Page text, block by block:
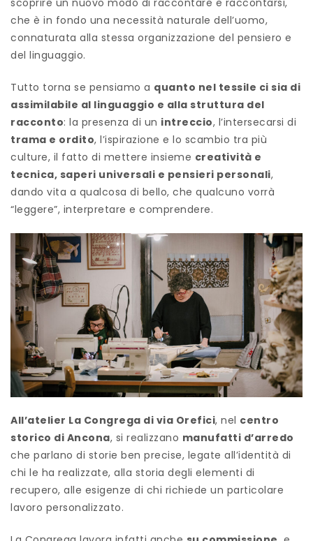
che è in fondo una necessità naturale dell’uomo,
connaturata alla stessa organizzazione del pensiero e
del linguaggio.
Tutto torna se pensiamo a quanto nel tessile ci sia di
assimilabile al linguaggio e alla struttura del
racconto: la presenza di un intreccio, l’intersecarsi di
trama e ordito, l’ispirazione e lo scambio tra più
culture, il fatto di mettere insieme creatività e
tecnica, saperi universali e pensieri personali,
dando vita a qualcosa di bello, che qualcuno vorrà
“leggere”, interpretare e comprendere.
All’atelier La Congrega di via Orefici, nel centro
storico di Ancona, si realizzano manufatti d’arredo
che parlano di storie ben precise, legate all’identità di
chi le ha realizzate, alla storia degli elementi di
recupero, alle esigenze di chi richiede un particolare
lavoro personalizzato.